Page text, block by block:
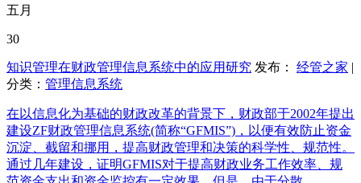
五月
30
知识管理在财政管理信息系统中的应用研究 发布： 经管之家 |
分类： 管理信息系统
在以信息化为基础的财政改革的背景下，财政部于2002年提出
建设ZF财政管理信息系统(简称“GFMIS”)，以便有效防止资金
沉淀、截留和挪用，提高财政管理和决策的科学性、规范性。
通过几年建设，证明GFMIS对于提高财政业务工作效率、规